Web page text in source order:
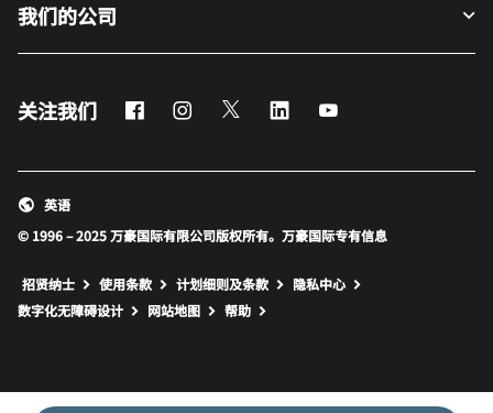
我们的公司
关注我们 FacebookInstagram
Twitter LinkedIn
© 1996 – 2025 万豪国际有限公司版权所有。万豪国际专有信息
英语
招贤纳士 使用条款 计划细则及条款
隐私中心
数字化无障碍设计
网站地图 打开新窗口
帮助